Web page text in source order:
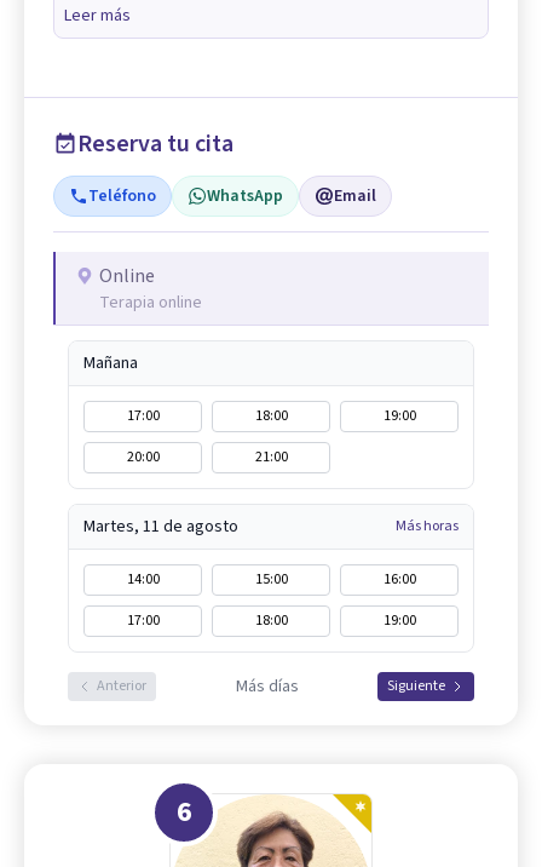
Leer más
Reserva tu cita
Teléfono WhatsApp Email
Online
Terapia online
Mañana
17:00 18:00
19:00
20:00
21:00
Martes, 11 de agosto Más horas
14:00 15:00
16:00
17:00
18:00 19:00
Anterior Más días Siguiente
6